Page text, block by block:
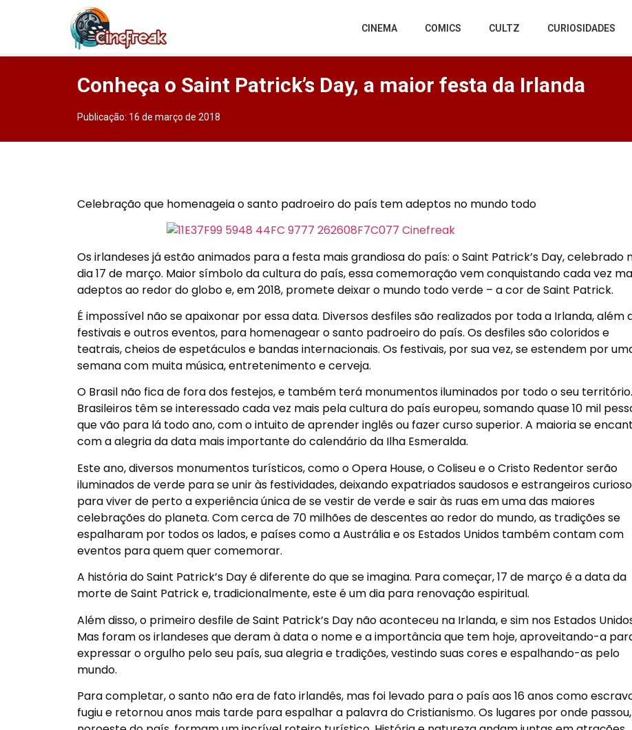
CINEMA COMICS CULTZ CURIOSIDADES
Conheça o Saint Patrick’s Day, a maior festa da Irlanda
Publicação: 16 de março de 2018
Celebração que homenageia o santo padroeiro do país tem adeptos no mundo todo
Os irlandeses já estão animados para a festa mais grandiosa do país: o Saint Patrick’s Day, celebrado
dia 17 de março. Maior símbolo da cultura do país, essa comemoração vem conquistando cada vez
adeptos ao redor do globo e, em 2018, promete deixar o mundo todo verde – a cor de Saint Patrick.
É impossível não se apaixonar por essa data. Diversos desfiles são realizados por toda a Irlanda, além
festivais e outros eventos, para homenagear o santo padroeiro do país. Os desfiles são coloridos e
teatrais, cheios de espetáculos e bandas internacionais. Os festivais, por sua vez, se estendem por
semana com muita música, entretenimento e cerveja.
O Brasil não fica de fora dos festejos, e também terá monumentos iluminados por todo o seu território.
Brasileiros têm se interessado cada vez mais pela cultura do país europeu, somando quase 10 mil
que vão para lá todo ano, com o intuito de aprender inglês ou fazer curso superior. A maioria se
com a alegria da data mais importante do calendário da Ilha Esmeralda.
Este ano, diversos monumentos turísticos, como o Opera House, o Coliseu e o Cristo Redentor serão
iluminados de verde para se unir às festividades, deixando expatriados saudosos e estrangeiros
para viver de perto a experiência única de se vestir de verde e sair às ruas em uma das maiores
celebrações do planeta. Com cerca de 70 milhões de descentes ao redor do mundo, as tradições se
espalharam por todos os lados, e países como a Austrália e os Estados Unidos também contam com
eventos para quem quer comemorar.
A história do Saint Patrick’s Day é diferente do que se imagina. Para começar, 17 de março é a data da
morte de Saint Patrick e, tradicionalmente, este é um dia para renovação espiritual.
Além disso, o primeiro desfile de Saint Patrick’s Day não aconteceu na Irlanda, e sim nos Estados
Mas foram os irlandeses que deram à data o nome e a importância que tem hoje, aproveitando-a
expressar o orgulho pelo seu país, sua alegria e tradições, vestindo suas cores e espalhando-as pelo
mundo.
Para completar, o santo não era de fato irlandês, mas foi levado para o país aos 16 anos como
fugiu e retornou anos mais tarde para espalhar a palavra do Cristianismo. Os lugares por onde